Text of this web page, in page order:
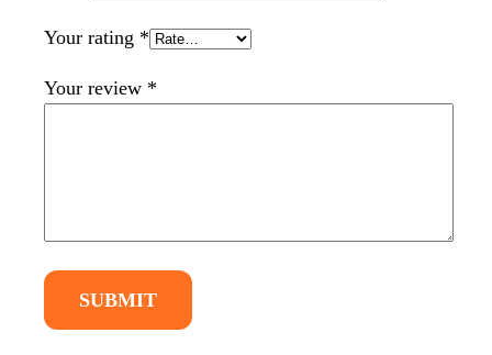
Your rating *
Your review *